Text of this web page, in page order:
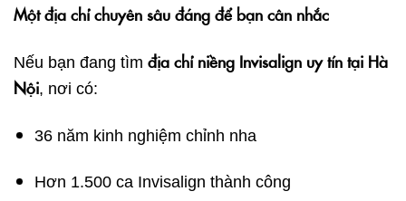
Một địa chỉ chuyên sâu đáng để bạn cân nhắc
Nếu bạn đang tìm địa chỉ niềng Invisalign uy tín tại Hà
Nội, nơi có:
36 năm kinh nghiệm chỉnh nha
Hơn 1.500 ca Invisalign thành công